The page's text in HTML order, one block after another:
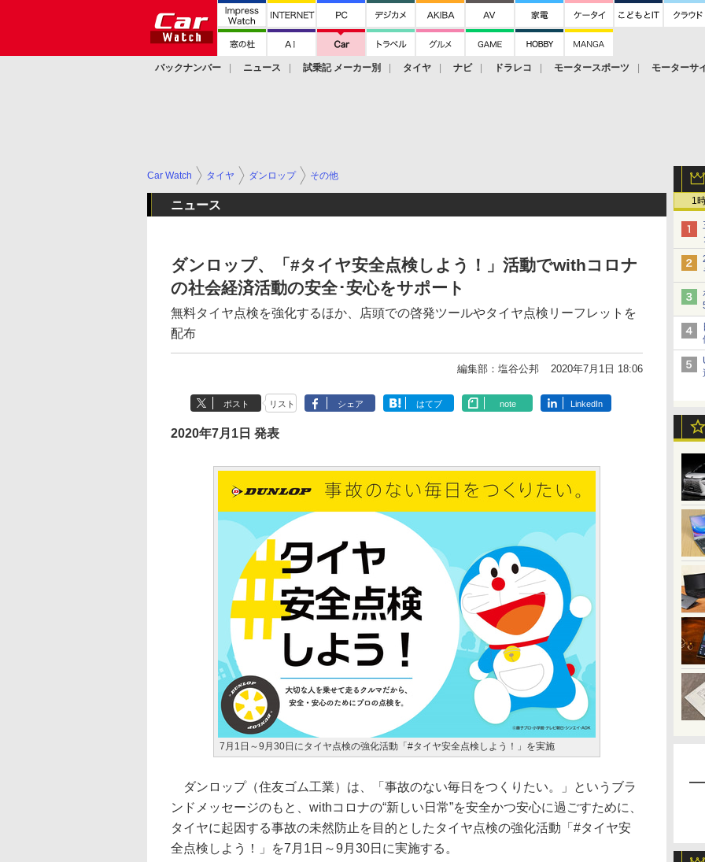
バックナンバー ニュース 試乗記 メーカー別 タイヤ ナビ ドラレコ モータースポーツ モーターサ
1
Car Watch タイヤ ダンロップ その他
ニュース
ダンロップ、「#タイヤ安全点検しよう！」活動でwithコロナ
の社会経済活動の安全･安心をサポート
無料タイヤ点検を強化するほか、店頭での啓発ツールやタイヤ点検リーフレットを
配布
編集部：塩谷公邦 2020年7月1日 18:06
ポスト リスト シェア はてブ note LinkedIn
2020年7月1日 発表
7月1日～9月30日にタイヤ点検の強化活動「#タイヤ安全点検しよう！」を実施
ダンロップ（住友ゴム工業）は、「事故のない毎日をつくりたい。」というブラ
ンドメッセージのもと、withコロナの“新しい日常”を安全かつ安心に過ごすために、
タイヤに起因する事故の未然防止を目的としたタイヤ点検の強化活動「#タイヤ安
全点検しよう！」を7月1日～9月30日に実施する。